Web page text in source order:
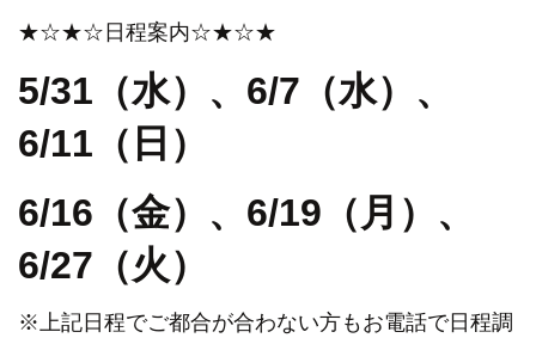
★☆★☆日程案内☆★☆★
5/31（水）、6/7（水）、
6/11（日）
6/16 （金）、6/19（月）、
6/27（火）
※上記日程でご都合が合わない方もお電話で日程調